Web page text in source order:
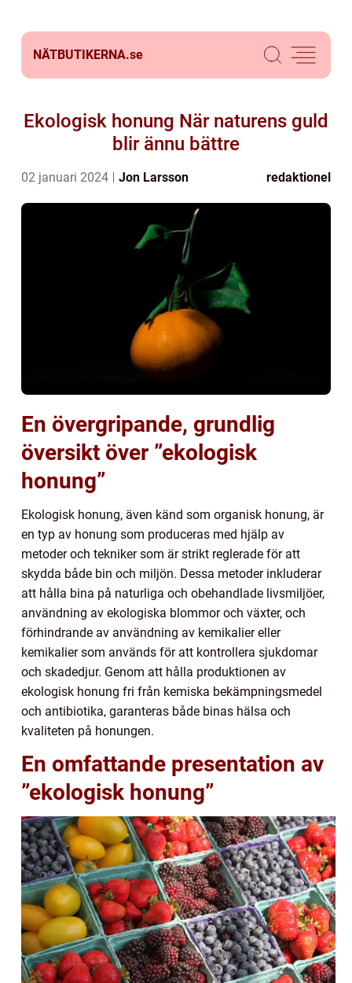
NÄTBUTIKERNA.se
Ekologisk honung När naturens guld
blir ännu bättre
02 januari 2024 Jon Larsson redaktionel
En övergripande, grundlig
översikt över ”ekologisk
honung”
Ekologisk honung, även känd som organisk honung, är
en typ av honung som produceras med hjälp av
metoder och tekniker som är strikt reglerade för att
skydda både bin och miljön. Dessa metoder inkluderar
att hålla bina på naturliga och obehandlade livsmiljöer,
användning av ekologiska blommor och växter, och
förhindrande av användning av kemikalier eller
kemikalier som används för att kontrollera sjukdomar
och skadedjur. Genom att hålla produktionen av
ekologisk honung fri från kemiska bekämpningsmedel
och antibiotika, garanteras både binas hälsa och
kvaliteten på honungen.
En omfattande presentation av
”ekologisk honung”